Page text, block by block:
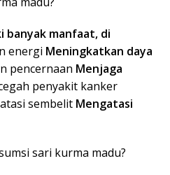
banyak manfaat, di
energi Meningkatkan daya
pencernaan Menjaga
penyakit kanker
sembelit Mengatasi
sari kurma madu?